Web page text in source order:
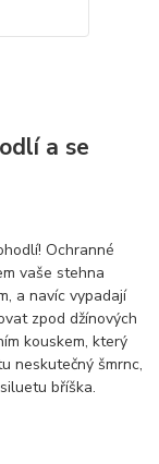
a se
Ochranné
vaše stehna
a navíc vypadají
zpod džínových
kouskem, který
neskutečný šmrnc,
bříška.